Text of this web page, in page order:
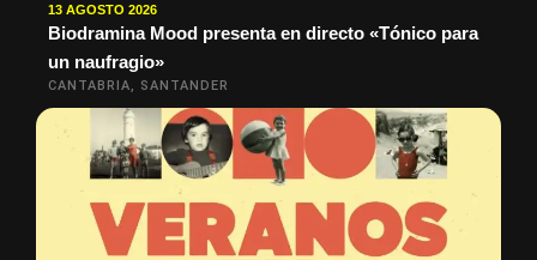
13 AGOSTO 2026
Biodramina Mood presenta en directo «Tónico para
un naufragio»
CANTABRIA, SANTANDER